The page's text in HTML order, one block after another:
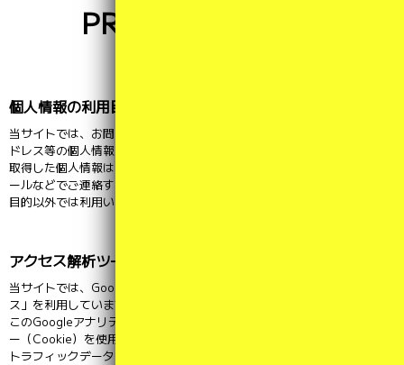
PRIVACY-POLICY
個人情報の利用目的
当サイトでは、お問い合わせや記事へのコメントの際、名前やメールア
ドレス等の個人情報を入力いただく場合がございます。
取得した個人情報は、お問い合わせに対する回答や必要な情報を電子メ
ールなどでご連絡する場合に利用させていただくものであり、これらの
目的以外では利用いたしません。
アクセス解析ツールについて
当サイトでは、Googleによるアクセス解析ツール「Googleアナリティク
ス」を利用しています。
このGoogleアナリティクスはトラフィックデータの収集のためにクッキ
ー（Cookie）を使用しております。
トラフィックデータは匿名で収集されており、個人を特定するものでは